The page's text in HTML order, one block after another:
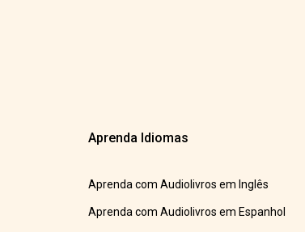
Aprenda Idiomas
Aprenda com Audiolivros em Inglês
Aprenda com Audiolivros em Espanhol